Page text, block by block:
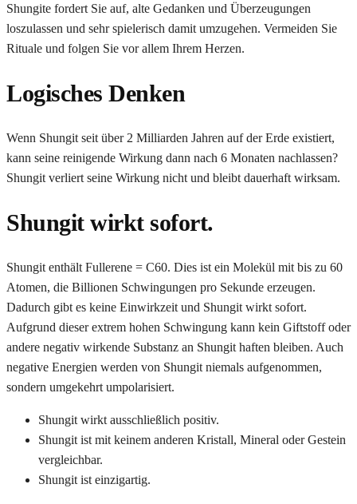
Shungite fordert Sie auf, alte Gedanken und Überzeugungen
loszulassen und sehr spielerisch damit umzugehen. Vermeiden Sie
Rituale und folgen Sie vor allem Ihrem Herzen.
Logisches Denken
Wenn Shungit seit über 2 Milliarden Jahren auf der Erde existiert,
kann seine reinigende Wirkung dann nach 6 Monaten nachlassen?
Shungit verliert seine Wirkung nicht und bleibt dauerhaft wirksam.
Shungit wirkt sofort.
Shungit enthält Fullerene = C60. Dies ist ein Molekül mit bis zu 60
Atomen, die Billionen Schwingungen pro Sekunde erzeugen.
Dadurch gibt es keine Einwirkzeit und Shungit wirkt sofort.
Aufgrund dieser extrem hohen Schwingung kann kein Giftstoff oder
andere negativ wirkende Substanz an Shungit haften bleiben. Auch
negative Energien werden von Shungit niemals aufgenommen,
sondern umgekehrt umpolarisiert.
Shungit wirkt ausschließlich positiv.
Shungit ist mit keinem anderen Kristall, Mineral oder Gestein
vergleichbar.
Shungit ist einzigartig.